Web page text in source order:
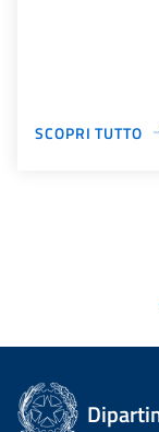
SCOPRI TUTTO